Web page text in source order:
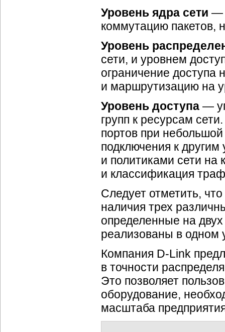
Уровень ядра сети —
коммутацию пакетов,
Уровень
сети, и уровнем
ограничение доступа
и маршрутизацию на
Уровень доступа —
групп к ресурсам
портов при
подключения к
и политиками сети на
и классификация
Следует отметить,
наличия трех
определенные на
реализованы в одном
Компания D-Link
в точности
Это позволяет
оборудование,
масштаба